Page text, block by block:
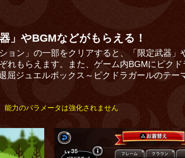
」やBGMなどがもらえる！
ョン」の一部をクリアすると、「限定武器」
れもらえます。また、ゲーム内BGMにピク
屈ジュエルボックス～ピクドラガールのテー
力のパラメータは強化されません